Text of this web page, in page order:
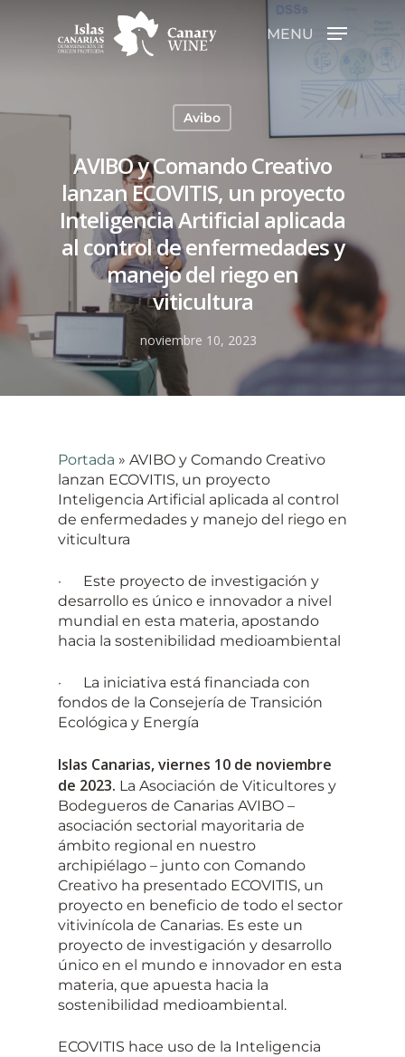
Hit enter to search or ESC to close
MENU
Avibo
AVIBO y Comando Creativo
lanzan ECOVITIS, un proyecto
Inteligencia Artificial aplicada
al control de enfermedades y
manejo del riego en
viticultura
noviembre 10, 2023
Portada » AVIBO y Comando Creativo
lanzan ECOVITIS, un proyecto
Inteligencia Artificial aplicada al control
de enfermedades y manejo del riego en
viticultura
· Este proyecto de investigación y
desarrollo es único e innovador a nivel
mundial en esta materia, apostando
hacia la sostenibilidad medioambiental
· La iniciativa está financiada con
fondos de la Consejería de Transición
Ecológica y Energía
Islas Canarias, viernes 10 de noviembre
de 2023. La Asociación de Viticultores y
Bodegueros de Canarias AVIBO –
asociación sectorial mayoritaria de
ámbito regional en nuestro
archipiélago – junto con Comando
Creativo ha presentado ECOVITIS, un
proyecto en beneficio de todo el sector
vitivinícola de Canarias. Es este un
proyecto de investigación y desarrollo
único en el mundo e innovador en esta
materia, que apuesta hacia la
sostenibilidad medioambiental.
ECOVITIS hace uso de la Inteligencia